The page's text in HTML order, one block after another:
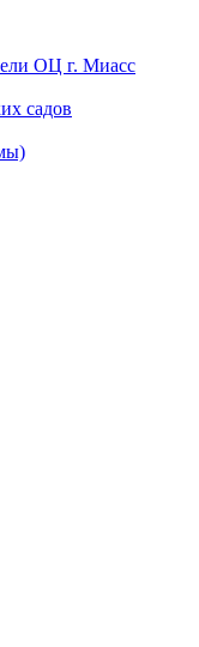
ОЦ г. Миасс
садов